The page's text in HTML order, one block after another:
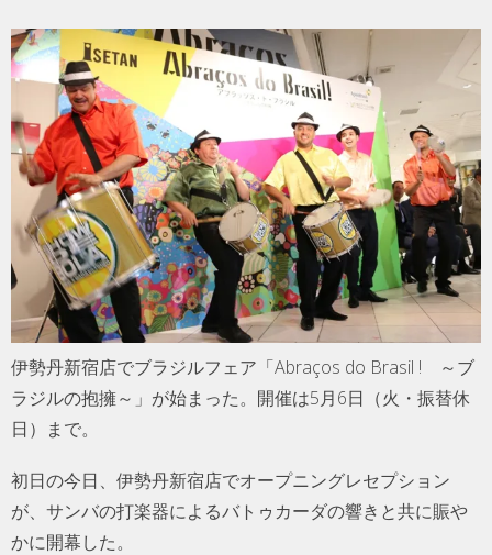
伊勢丹新宿店でブラジルフェア「Abraços do Brasil ! ～ブ
ラジルの抱擁～」が始まった。開催は5月6日（火・振替休
日）まで。
初日の今日、伊勢丹新宿店でオープニングレセプション
が、サンバの打楽器によるバトゥカーダの響きと共に賑や
かに開幕した。